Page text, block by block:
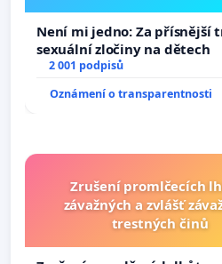
Není mi jedno: Za přísnější
sexuální zločiny na dětech
2 001 podpisů
Oznámení o transparentnosti
Zrušení promlčecích
závažných a zvlášť
trestných činů